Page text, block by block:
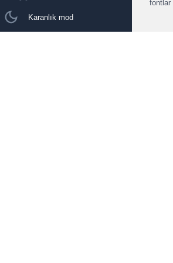
Karanlık mod
fontlar